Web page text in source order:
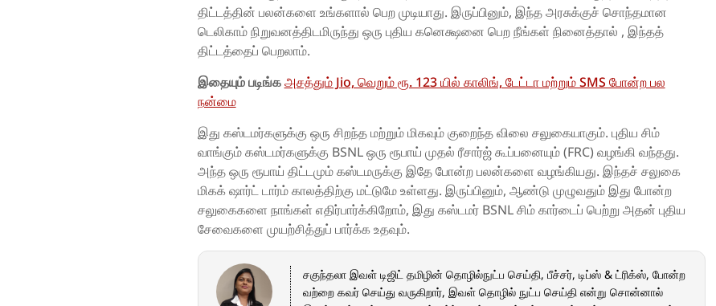
திட்டத்தின் பலன்களை உங்களால் பெற முடியாது. இருப்பினும், இந்த அரசுக்குச் சொந்தமான
டெலிகாம் நிறுவனத்திடமிருந்து ஒரு புதிய கனெக்ஷனை பெற நீங்கள் நினைத்தால் , இந்தத்
திட்டத்தைப் பெறலாம்.
இதையும் படிங்கஅசத்தும் Jio, வெறும் ரூ. 123 யில் காலிங், டேட்டா மற்றும் SMS போன்ற பல
நன்மை
இது கஸ்டமர்களுக்கு ஒரு சிறந்த மற்றும் மிகவும் குறைந்த விலை சலுகையாகும். புதிய சிம்
வாங்கும் கஸ்டமர்களுக்கு BSNL ஒரு ரூபாய் முதல் ரீசார்ஜ் கூப்பனையும் (FRC) வழங்கி வந்தது.
அந்த ஒரு ரூபாய் திட்டமும் கஸ்டமருக்கு இதே போன்ற பலன்களை வழங்கியது. இந்தச் சலுகை
மிகக் ஷார்ட் டார்ம் காலத்திற்கு மட்டுமே உள்ளது. இருப்பினும், ஆண்டு முழுவதும் இது போன்ற
சலுகைகளை நாங்கள் எதிர்பார்க்கிறோம், இது கஸ்டமர் BSNL சிம் கார்டைப் பெற்று அதன் புதிய
சேவைகளை முயற்சித்துப் பார்க்க உதவும்.
சகுந்தலா இவள் டிஜிட் தமிழின் தொழில்நுட்ப செய்தி, பீச்சர், டிப்ஸ் & ட்ரிக்ஸ், போன்ற
வற்றை கவர் செய்து வருகிறார், இவள் தொழில் நுட்ப செய்தி என்று சொன்னால்